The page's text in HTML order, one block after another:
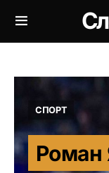
СПОРТ
Роман